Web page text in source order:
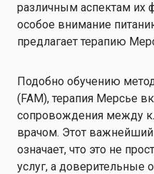
различным аспектам их
особое внимание
предлагает терапию
Подобно обучению
(FAM), терапия Мерсье
сопровождения между
врачом. Этот
означает, что это не
услуг, а доверительные